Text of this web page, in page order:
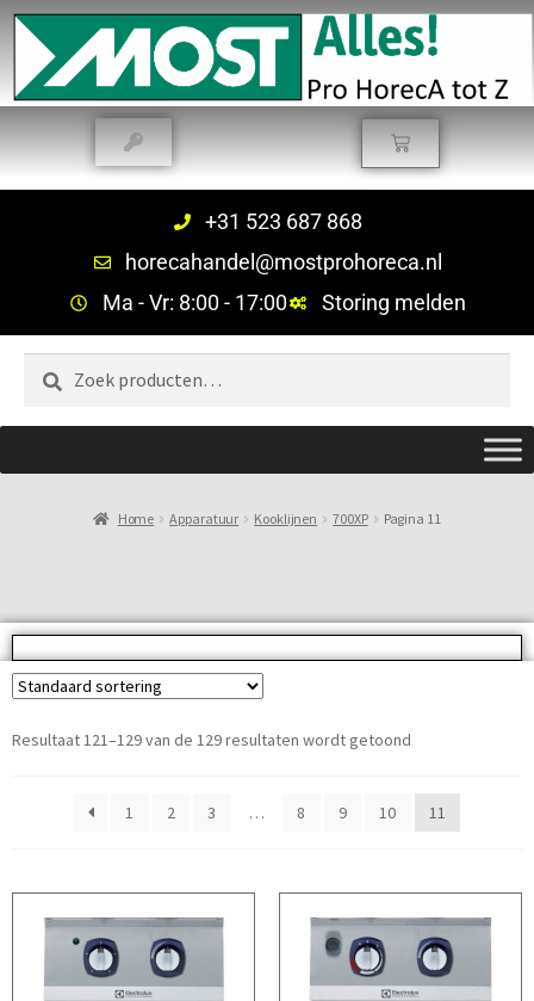
+31 523 687 868
horecahandel@mostprohoreca.nl
Ma - Vr: 8:00 - 17:00
Storing melden
Zoeken
Home Apparatuur Kooklijnen 700XP Pagina 11
Resultaat 121–129 van de 129 resultaten wordt getoond
1 2 3 … 8 9 10 11